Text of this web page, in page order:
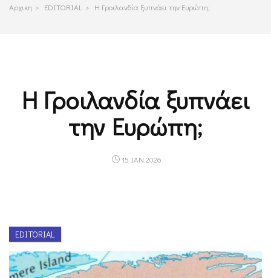
Αρχικη > EDITORIAL > Η Γροιλανδία ξυπνάει την Ευρώπη;
Η Γροιλανδία ξυπνάει
την Ευρώπη;
15 ΙΑΝ 2026
EDITORIAL